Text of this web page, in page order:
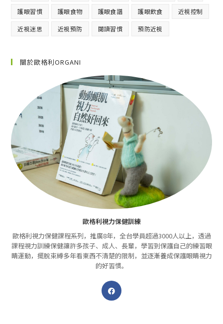
護眼習慣 護眼食物 護眼食譜 護眼飲食 近視控制
近視迷思 近視預防 閱讀習慣 預防近視
關於歐格利ORGANI
歐格利視力保健訓練
歐格利視力保健課程系列，推廣8年，全台學員超過3000人以上，透過
課程視力訓練保健讓許多孩子、成人、長輩，學習到保護自己的練習眼
睛運動，擺脫束縛多年看東西不清楚的限制，並逐漸養成保護眼睛視力
的好習慣。